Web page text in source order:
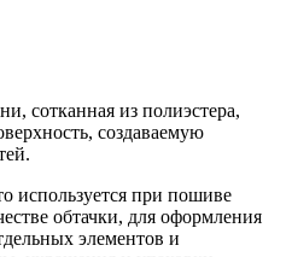
сотканная из полиэстера,
создаваемую
используется при пошиве
обтачки, для оформления
элементов и